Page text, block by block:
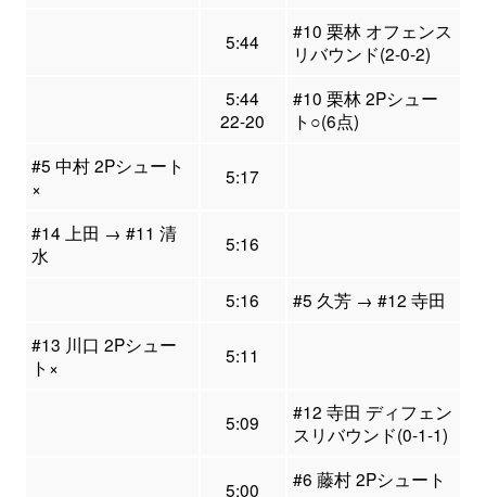
5:44
#10 栗林 オフェンス
リバウンド(2-0-2)
5:44
22-20
#10 栗林 2Pシュー
ト○(6点)
#5 中村 2Pシュート
×
5:17
#14 上田 → #11 清
水
5:16
5:16
#5 久芳 → #12 寺田
#13 川口 2Pシュー
ト×
5:11
5:09
#12 寺田 ディフェン
スリバウンド(0-1-1)
5:00
#6 藤村 2Pシュート